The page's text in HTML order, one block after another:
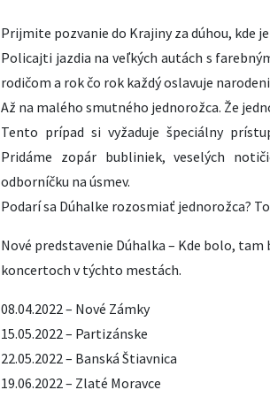
Prijmite pozvanie do Krajiny za dúhou, kde
Policajti jazdia na veľkých autách s
rodičom a rok čo rok každý oslavuje
Až na malého smutného jednorožca. Že
Tento prípad si vyžaduje špeciálny
Pridáme zopár bubliniek, veselých
odborníčku na úsmev.
Podarí sa Dúhalke rozosmiať jednorožca?
Nové predstavenie Dúhalka – Kde bolo,
koncertoch v týchto mestách.
08.04.2022 – Nové Zámky
15.05.2022 – Partizánske
22.05.2022 – Banská Štiavnica
19.06.2022 – Zlaté Moravce